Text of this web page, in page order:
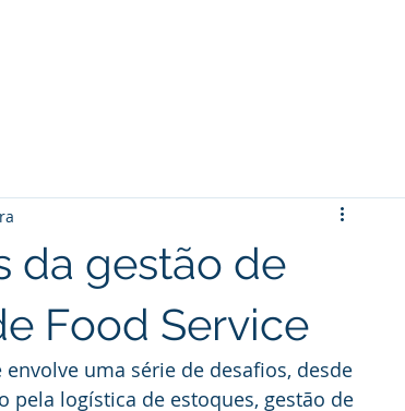
da gestão de
Food Service
uma série de desafios, desde
pela logística de estoques, gestão de